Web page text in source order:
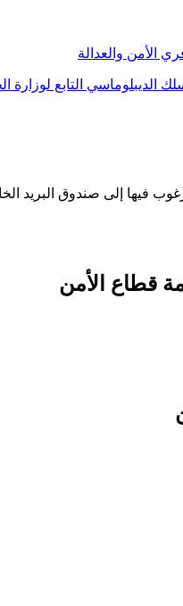
فيها إلى صندوق البريد
قطاع الأمن